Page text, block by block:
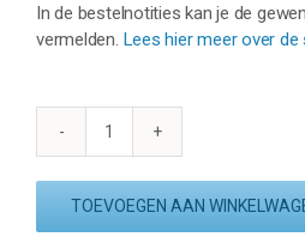
In de bestelnotities kan je de
vermelden. Lees hier meer over de
VICTOR
RAPTOR
TOEVOEGEN AAN